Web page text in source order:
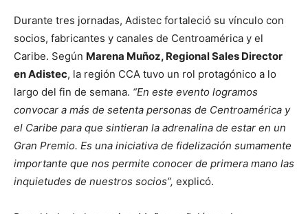
Durante tres jornadas, Adistec fortaleció su vínculo con
socios, fabricantes y canales de Centroamérica y el
Caribe. Según Marena Muñoz, Regional Sales Director
en Adistec, la región CCA tuvo un rol protagónico a lo
largo del fin de semana. “En este evento logramos
convocar a más de setenta personas de Centroamérica y
el Caribe para que sintieran la adrenalina de estar en un
Gran Premio. Es una iniciativa de fidelización sumamente
importante que nos permite conocer de primera mano las
inquietudes de nuestros socios”, explicó.